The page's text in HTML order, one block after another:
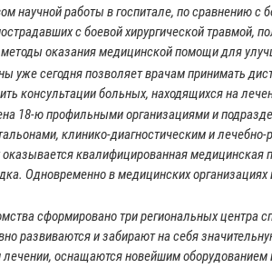
научной работы в госпитале, по сравнению
с боевой хирургической травмой,
оказания медицинской помощи для
уже сегодня позволяет врачам принимать
консультации больных, находящихся на
18-ю профильными организациями и
клинико-диагностическим и
оказывается квалифицированная
Одновременно в медицинских
сформировано три региональных центра
развиваются и забирают на себя
оснащаются новейшим оборудованием